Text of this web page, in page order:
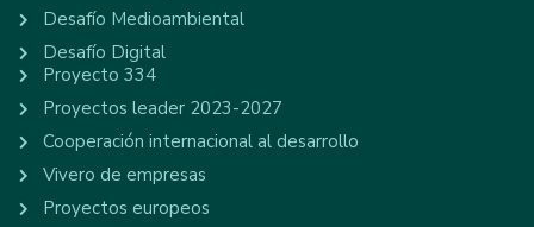
Desafío Medioambiental
Desafío Digital
Proyecto 334
Proyectos leader 2023-2027
Cooperación internacional al desarrollo
Vivero de empresas
Proyectos europeos